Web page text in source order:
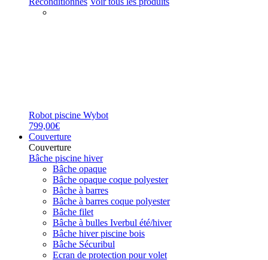
Robot piscine Wybot
799,00€
Couverture
Couverture
Bâche piscine hiver
Bâche opaque
Bâche opaque coque polyester
Bâche à barres
Bâche à barres coque polyester
Bâche filet
Bâche à bulles Iverbul été/hiver
Bâche hiver piscine bois
Bâche Sécuribul
Ecran de protection pour volet